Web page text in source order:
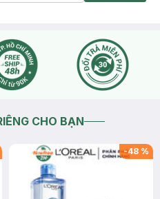
CHO BẠN
-48 %